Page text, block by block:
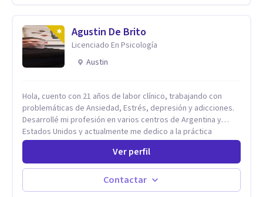
Psicología Analítica Junguiana. Mi abordaje también incorpora
perspectivas interculturales, ecopsicología y el trabajo
simbólico con el inconsciente, entendiendo que cada
proceso terapéutico es único y requiere una mirada
Agustin De Brito
Licenciado En Psicología
Austin
Hola, cuento con 21 años de labor clínico, trabajando con
problemáticas de Ansiedad, Estrés, depresión y adicciones.
Desarrollé mi profesión en varios centros de Argentina y
Estados Unidos y actualmente me dedico a la práctica
privada. Utilizo terapias cognitivas conductuales basadas en
evidencia científica con comprobados resultados. Los
objetivos terapéuticos están centrados en brindar
herramientas concretas para el cambio, que permitan
desarrollar nuevas habilidades y estrategias basadas en la
Ver perfil
Contactar